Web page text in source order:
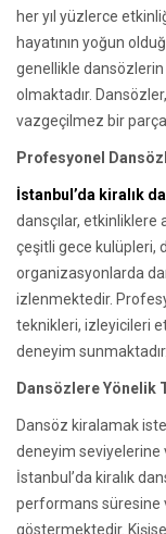
her yıl yüzlerce
hayatının yoğun
genellikle
olmaktadır.
vazgeçilmez bir
Profesyonel
İstanbul’da kiralık
dansçılar, etkinliklere
çeşitli gece kulüpleri,
organizasyonlarda
izlenmektedir.
teknikleri, izleyicileri
deneyim sunmaktadır.
Dansözlere Yönelik
Dansöz kiralamak
deneyim seviyelerine
İstanbul’da kiralık
performans süresine
göstermektedir.